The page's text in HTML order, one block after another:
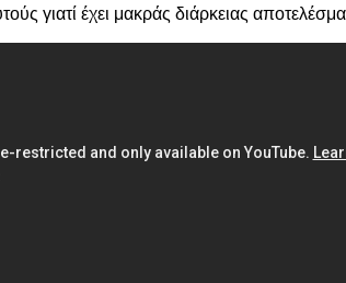
γιατί έχει μακράς διάρκειας